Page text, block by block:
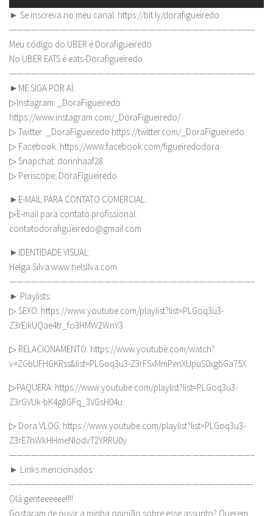
► Se inscreva no meu canal: https://bit.ly/dorafigueiredo
—————————————————————————————————–
Meu código do UBER é Dorafigueiredo
No UBER EATS é eats-Dorafigueiredo
—————————————————————————————————–
►ME SIGA POR AÍ:
▷Instagram: _DoraFigueiredo
https://www.instagram.com/_DoraFigueiredo/
▷ Twitter: _DoraFigueiredo https://twitter.com/_DoraFigueiredo
▷ Facebook: https://www.facebook.com/figueiredodora
▷ Snapchat: dorinhaaf28
▷ Periscope: DoraFigueiredo
►E-MAIL PARA CONTATO COMERCIAL:
▷E-mail para contato profissional:
contatodorafigueiredo@gmail.com
►IDENTIDADE VISUAL:
Helga Silva www.helsilva.com
—————————————————————————————————–
► Playlists:
▷ SEXO: https://www.youtube.com/playlist?list=PLGoq3u3-
Z3rEikUQae4tr_fo3HMW2WnY3
▷ RELACIONAMENTO: https://www.youtube.com/watch?
v=ZGbUFHGKRss&list=PLGoq3u3-Z3rFSxMmPenXUpuS0xgbGa75X
▷PAQUERA: https://www.youtube.com/playlist?list=PLGoq3u3-
Z3rGVUk-bK4g8GFq_3VGsH04u
▷ Dora VLOG: https://www.youtube.com/playlist?list=PLGoq3u3-
Z3rE7hWkHHmeNIodvT2YRRU0y
—————————————————————————————————–
► Links mencionados:
—————————————————————————————————-
Olá genteeeeee!!!!
Gostaram de ouvir a minha opinião sobre esse assunto? Querem